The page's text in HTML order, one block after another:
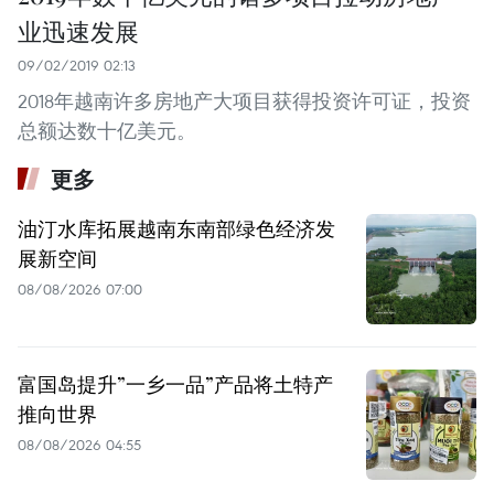
业迅速发展
09/02/2019 02:13
2018年越南许多房地产大项目获得投资许可证，投资
总额达数十亿美元。
更多
油汀水库拓展越南东南部绿色经济发
展新空间
08/08/2026 07:00
富国岛提升”一乡一品”产品将土特产
推向世界
08/08/2026 04:55